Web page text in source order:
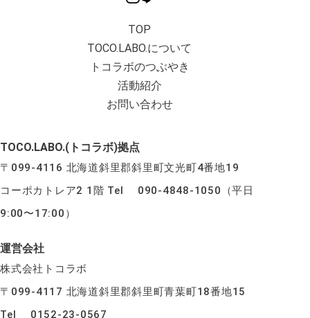
TOP
TOCO.LABO.について
トコラボのつぶやき
活動紹介
お問い合わせ
TOCO.LABO.(トコラボ)拠点
〒099-4116 北海道斜里郡斜里町文光町4番地19
コーポカトレア2 1階 Tel 090-4848-1050（平日
9:00〜17:00）
運営会社
株式会社トコラボ
〒099-4117 北海道斜里郡斜里町青葉町18番地15
Tel 0152-23-0567